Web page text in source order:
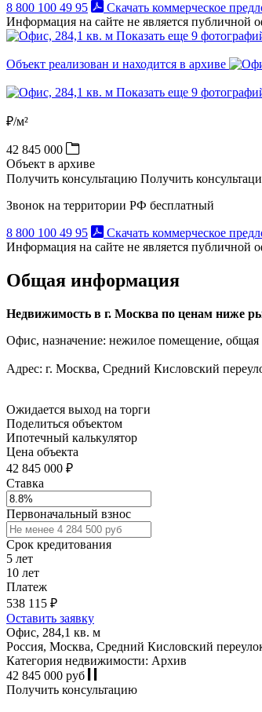
8 800 100 49 95
Скачать коммерческое
Информация на сайте не является публичной
Показать еще 9
Объект реализован и находится в архиве
Показать еще 9
₽/м²
42 845 000
Объект в архиве
Получить консультацию Получить
Звонок на территории РФ бесплатный
8 800 100 49 95
Скачать коммерческое
Информация на сайте не является публичной
Общая информация
Недвижимость в г. Москва по ценам ниже
Офис, назначение: нежилое помещение,
Адрес: г. Москва, Средний Кисловский
Ожидается выход на торги
Поделиться объектом
Ипотечный калькулятор
Цена объекта
42 845 000 ₽
Ставка
Первоначальный взнос
Срок кредитования
5 лет
10 лет
Платеж
538 115 ₽
Оставить заявку
Офис, 284,1 кв. м
Россия, Москва, Средний Кисловский
Категория недвижимости: Архив
42 845 000 руб
Получить консультацию